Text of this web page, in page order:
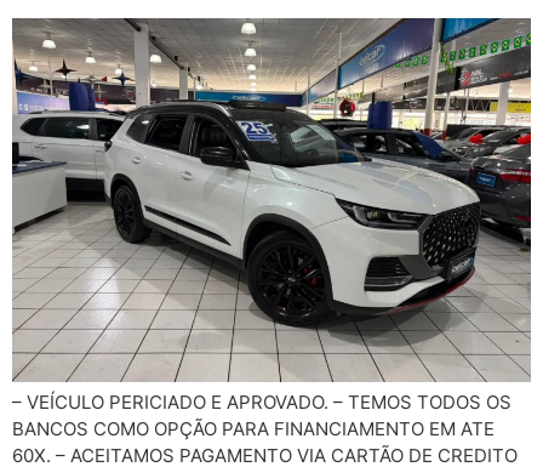
– VEÍCULO PERICIADO E APROVADO. – TEMOS TODOS OS
BANCOS COMO OPÇÃO PARA FINANCIAMENTO EM ATE
60X. – ACEITAMOS PAGAMENTO VIA CARTÃO DE CREDITO